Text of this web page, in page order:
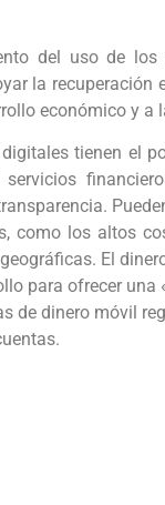
del uso de
la
económico y a
tienen el
como los altos
El
para ofrecer
de dinero móvil